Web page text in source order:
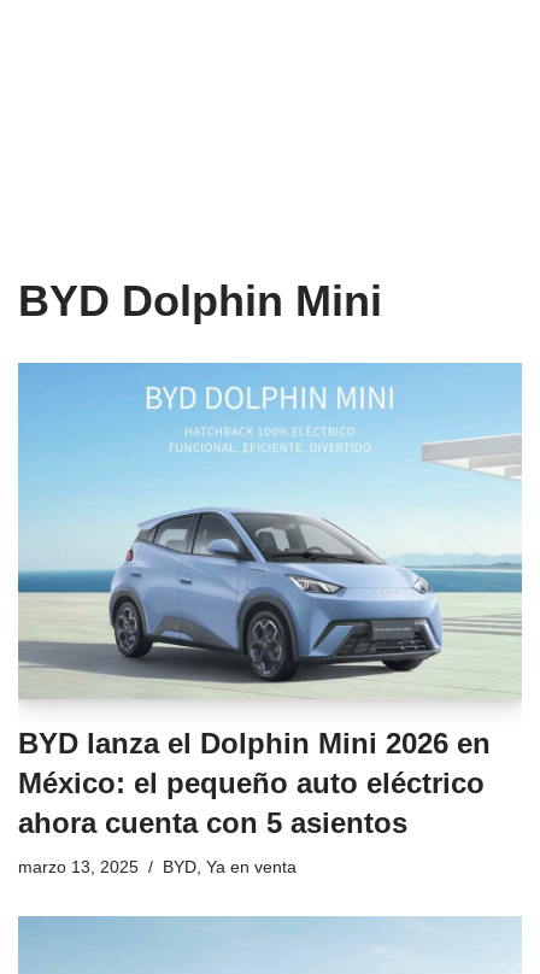
BYD Dolphin Mini
BYD lanza el Dolphin Mini 2026 en
México: el pequeño auto eléctrico
ahora cuenta con 5 asientos
marzo 13, 2025 BYD Ya en venta